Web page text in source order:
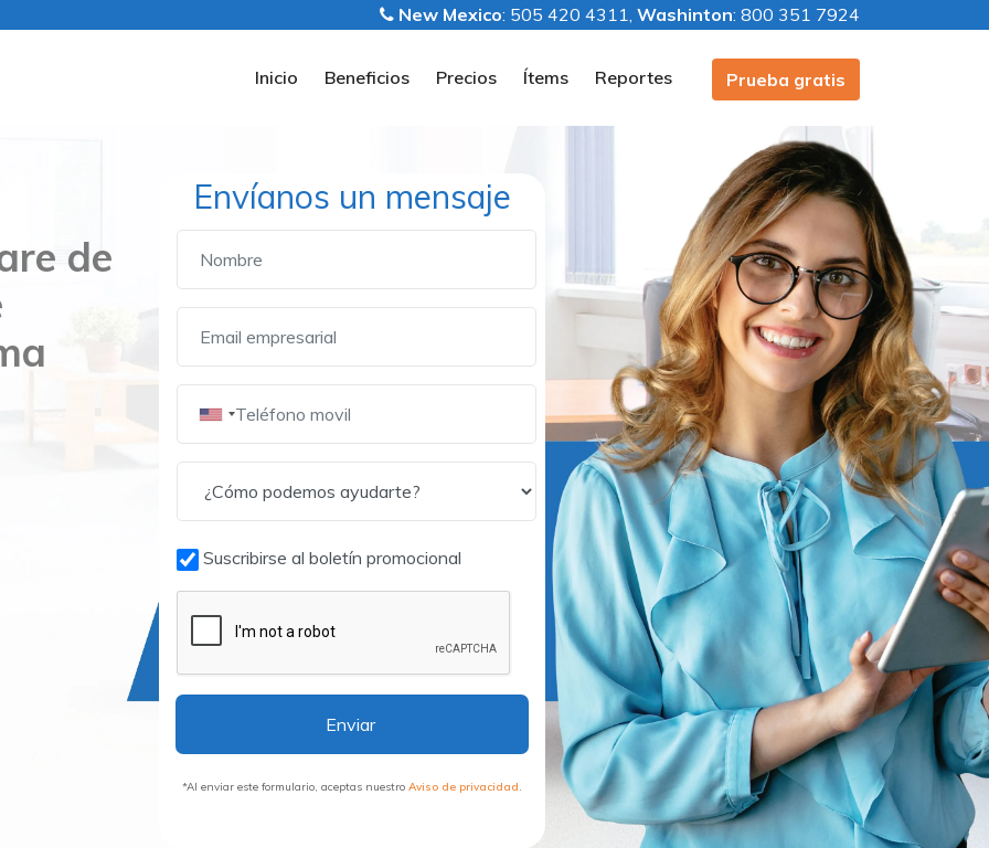
New Mexico: 505 420 4311, Washinton: 800 351 7924
Inicio Beneficios Precios Ítems Reportes Prueba gratis
de
Envíanos un mensaje
Suscribirse al boletín promocional
Enviar
*Al enviar este formulario, aceptas nuestro Aviso de privacidad.